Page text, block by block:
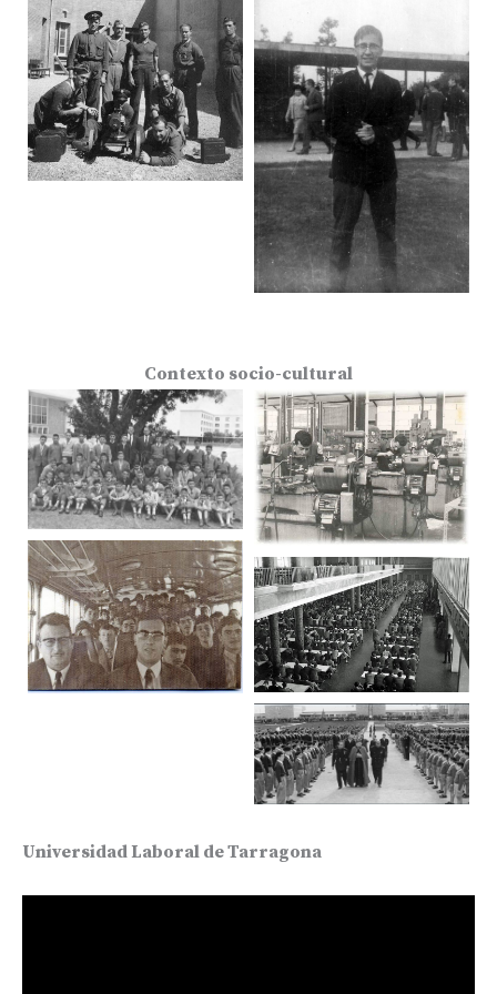
Contexto socio-cultural
Universidad Laboral de Tarragona